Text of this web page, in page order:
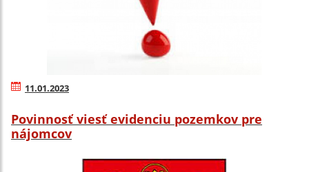
11.01.2023
Povinnosť viesť evidenciu pozemkov pre
nájomcov